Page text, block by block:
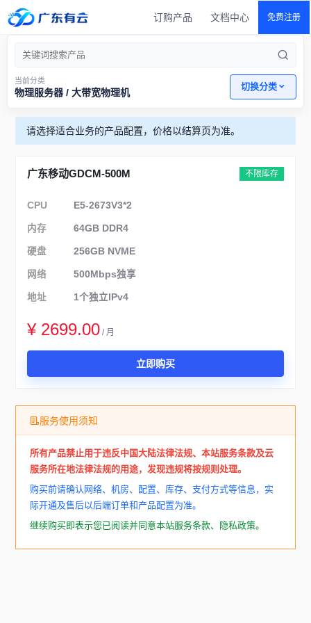
订购产品 文档中心 免费注册
当前分类
物理服务器 / 大带宽物理机
切换分类
请选择适合业务的产品配置，价格以结算页为准。
广东移动GDCM-500M 不限库存
CPU E5-2673V3*2
内存 64GB DDR4
硬盘 256GB NVME
网络 500Mbps独享
地址 1个独立IPv4
¥ 2699.00 / 月
立即购买
服务使用须知
所有产品禁止用于违反中国大陆法律法规、本站服务条款及云
服务所在地法律法规的用途，发现违规将按规则处理。
购买前请确认网络、机房、配置、库存、支付方式等信息，实
际开通及售后以后端订单和产品配置为准。
继续购买即表示您已阅读并同意本站服务条款、隐私政策。